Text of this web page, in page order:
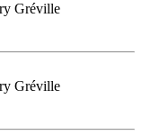
Gréville
Gréville